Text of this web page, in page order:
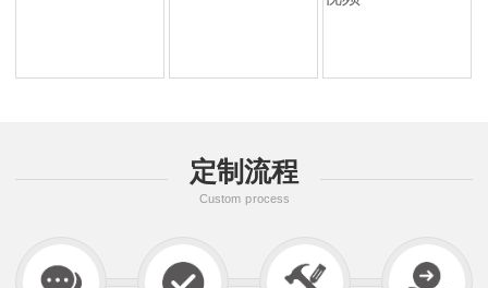
定制流程
Custom process